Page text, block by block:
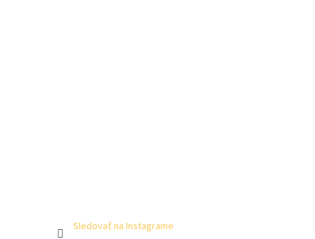
Sledovať na Instagrame